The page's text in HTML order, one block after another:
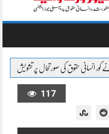
لبنان: صحافی کی ہلاکت کو ممکنہ
117